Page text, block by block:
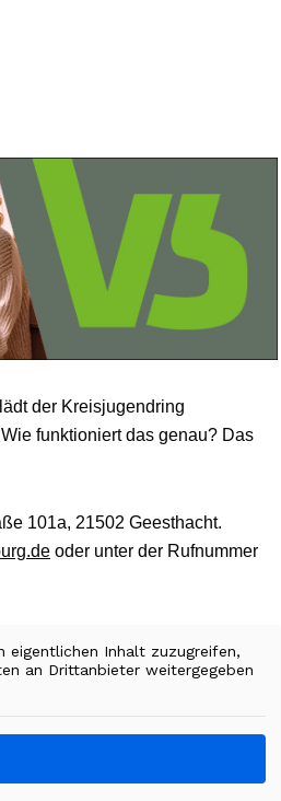
der Kreisjugendring
funktioniert das genau? Das
101a, 21502 Geesthacht.
oder unter der Rufnummer
eigentlichen Inhalt zuzugreifen,
an Drittanbieter weitergegeben